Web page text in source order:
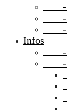
-
-
-
Infos
-
-